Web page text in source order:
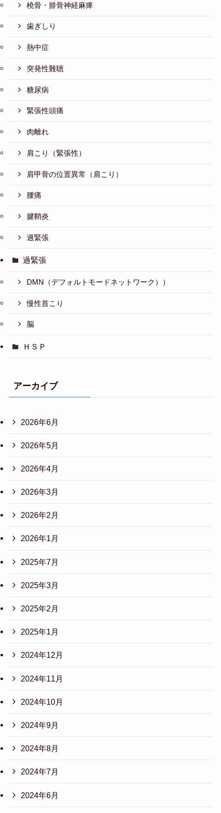
橈骨・腓骨神経麻痺
歯ぎしり
熱中症
突発性難聴
糖尿病
緊張性頭痛
肉離れ
肩こり（緊張性）
肩甲骨の位置異常（肩こり）
腰痛
腱鞘炎
過緊張
過緊張
DMN（デフォルトモードネットワーク））
慢性首こり
脳
ＨＳＰ
アーカイブ
2026年6月
2026年5月
2026年4月
2026年3月
2026年2月
2026年1月
2025年7月
2025年3月
2025年2月
2025年1月
2024年12月
2024年11月
2024年10月
2024年9月
2024年8月
2024年7月
2024年6月